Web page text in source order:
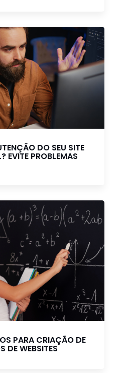
DO SEU SITE
EVITE PROBLEMAS
PARA CRIAÇÃO DE
DE WEBSITES